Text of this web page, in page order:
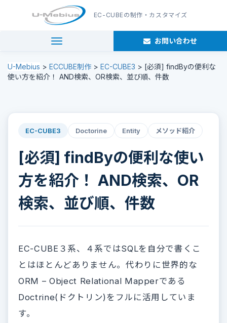
EC-CUBEの制作・カスタマイズ
navigation お問い合わせ
U-Mebius > ECCUBE制作 > EC-CUBE3 > [必須] findByの便利な
使い方を紹介！ AND検索、OR検索、並び順、件数
EC-CUBE3 Doctorine Entity メソッド紹介
[必須] findByの便利な使い
方を紹介！ AND検索、OR
検索、並び順、件数
EC-CUBE３系、４系ではSQLを自分で書くこ
とはほとんどありません。代わりに世界的な
ORM – Object Relational Mapperである
Doctrine(ドクトリン)をフルに活用していま
す。